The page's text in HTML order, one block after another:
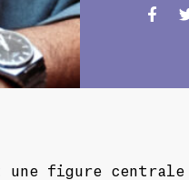
figure centrale